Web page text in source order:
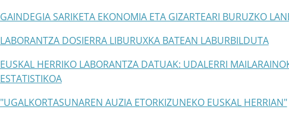
GAINDEGIA SARIKETA EKONOMIA ETA GIZARTEARI BURUZKO
LABORANTZA DOSIERRA LIBURUXKA BATEAN LABURBILDUTA
EUSKAL HERRIKO LABORANTZA DATUAK: UDALERRI
ESTATISTIKOA
"UGALKORTASUNAREN AUZIA ETORKIZUNEKO EUSKAL HERRIAN"